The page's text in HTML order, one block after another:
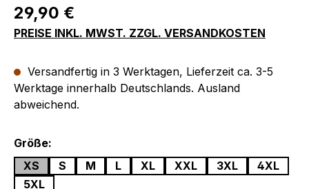
Regulärer Preis:
29,90 €
PREISE INKL. MWST. ZZGL. VERSANDKOSTEN
Versandfertig in 3 Werktagen, Lieferzeit ca. 3-5
Werktage innerhalb Deutschlands. Ausland
abweichend.
Größe:
XS
S M L XL XXL 3XL
4XL
5XL